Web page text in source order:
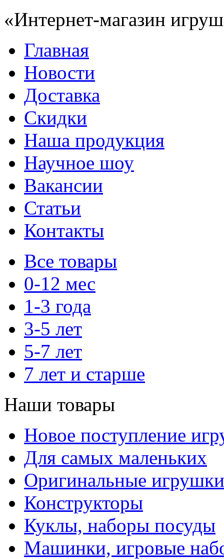
«Интернет-магазин
Главная
Новости
Доставка
Скидки
Наша продукция
Научное шоу
Вакансии
Статьи
Контакты
Все товары
0-12 мес
1-3 года
3-5 лет
5-7 лет
7 лет и старше
Наши товары
Новое поступление
Для самых маленьких
Оригинальные игрушки
Конструкторы
Куклы, наборы посуды
Машинки, игровые